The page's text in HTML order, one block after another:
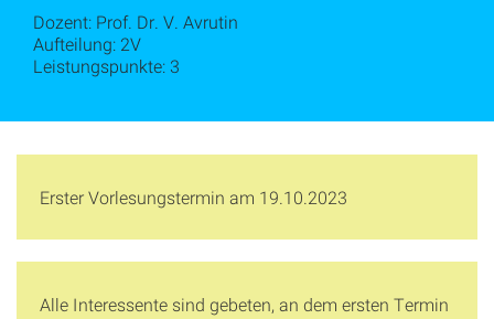
Dozent: Prof. Dr. V. Avrutin
Aufteilung: 2V
Leistungspunkte: 3
Erster Vorlesungstermin am 19.10.2023
Alle Interessente sind gebeten, an dem ersten Termin